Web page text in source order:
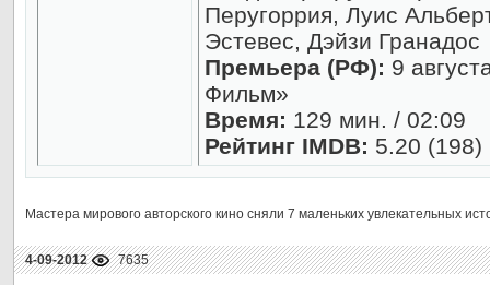
Перугоррия, Луис
Эстевес, Дэйзи Гранадос
Премьера (РФ): 9
Фильм»
Время: 129 мин. / 02:09
Рейтинг IMDB: 5.20 (198)
Мастера мирового авторского кино сняли 7 маленьких увлекательных
4-09-2012 7635